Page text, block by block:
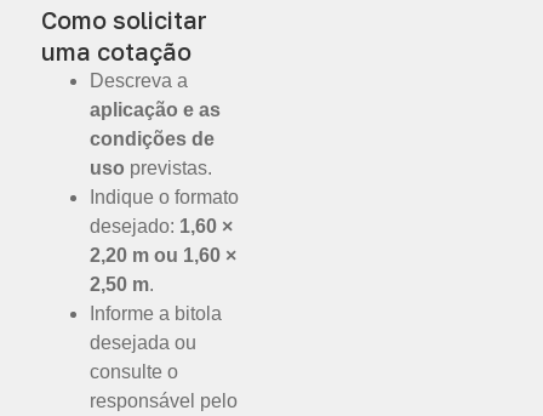
Como solicitar
uma cotação
Descreva a
aplicação e as
condições de
uso previstas.
Indique o formato
desejado: 1,60 ×
2,20 m ou 1,60 ×
2,50 m.
Informe a bitola
desejada ou
consulte o
responsável pelo